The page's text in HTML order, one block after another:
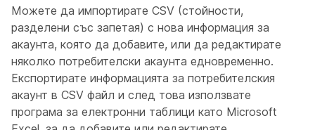
Можете да импортирате CSV (стойности,
разделени със запетая) с нова информация за
акаунта, която да добавите, или да редактирате
няколко потребителски акаунта едновременно.
Експортирате информацията за потребителския
акаунт в CSV файл и след това използвате
програма за електронни таблици като Microsoft